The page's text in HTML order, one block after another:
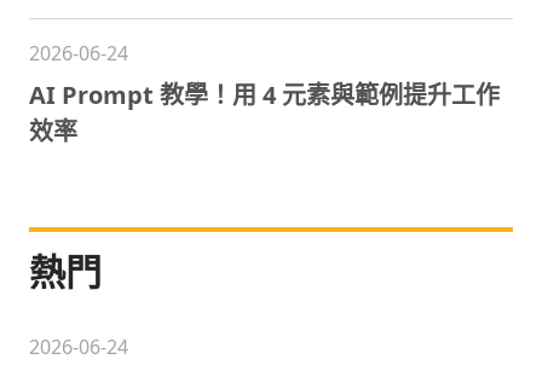
2026-06-24
AI Prompt 教學！用 4 元素與範例提升工作
效率
熱門
2026-06-24